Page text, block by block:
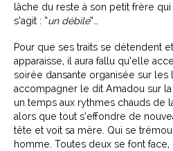
lâche du reste à son petit frère
s’agit : “un débile”…
Pour que ses traits se détendent
apparaisse, il aura fallu qu’elle
soirée dansante organisée sur les
accompagner le dit Amadou sur
un temps aux rythmes chauds de
alors que tout s’effondre de
tête et voit sa mère. Qui se
homme. Toutes deux se font